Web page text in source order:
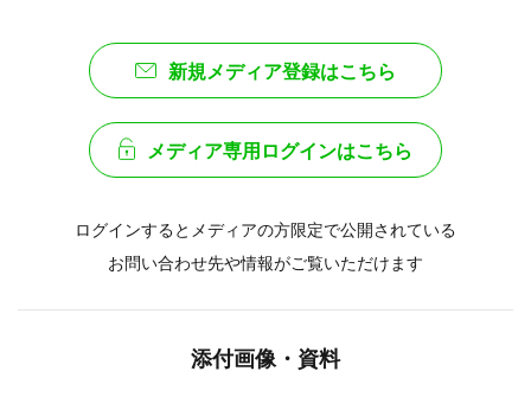
新規メディア登録はこちら
メディア専用ログインはこちら
ログインするとメディアの方限定で公開されている
お問い合わせ先や情報がご覧いただけます
添付画像・資料